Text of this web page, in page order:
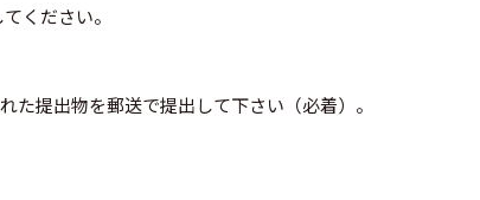
ください。
提出物を郵送で提出して下さい（必着）。